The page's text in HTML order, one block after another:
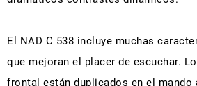
El NAD C 538 incluye muchas
que mejoran el placer de escuchar.
frontal están duplicados en el mando